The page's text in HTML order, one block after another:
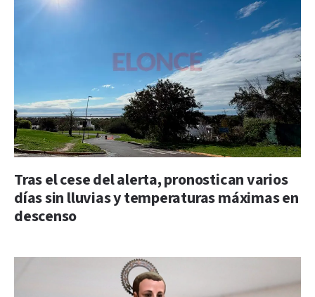
Tras el cese del alerta, pronostican varios
días sin lluvias y temperaturas máximas en
descenso